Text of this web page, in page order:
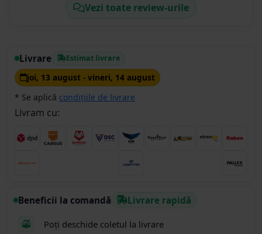
discuri abrazive de buna calitate
Vezi toate review-urile
Livrare Estimat livrare
joi, 13 august - vineri, 14 august
* Se aplică condițiile de livrare
Livram cu:
Beneficii la comandă Livrare rapidă
Poți deschide coletul la livrare